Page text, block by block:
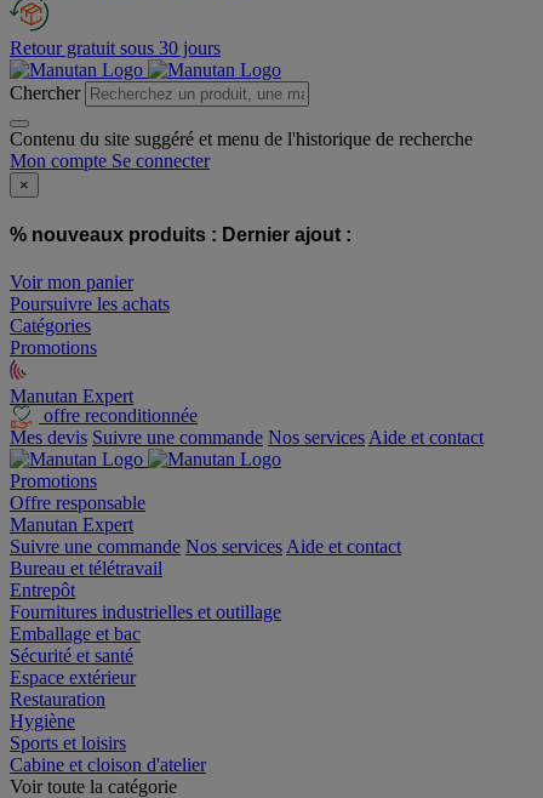
Retour gratuit sous 30 jours
Chercher
Contenu du site suggéré et menu de l'historique de recherche
Mon compte Se connecter
×
% nouveaux produits : Dernier ajout :
Voir mon panier
Poursuivre les achats
Catégories
Promotions
Manutan Expert
offre reconditionnée
Mes devis Suivre une commande Nos services Aide et contact
Promotions
Offre responsable
Manutan Expert
Suivre une commande Nos services Aide et contact
Bureau et télétravail
Entrepôt
Fournitures industrielles et outillage
Emballage et bac
Sécurité et santé
Espace extérieur
Restauration
Hygiène
Sports et loisirs
Cabine et cloison d'atelier
Voir toute la catégorie